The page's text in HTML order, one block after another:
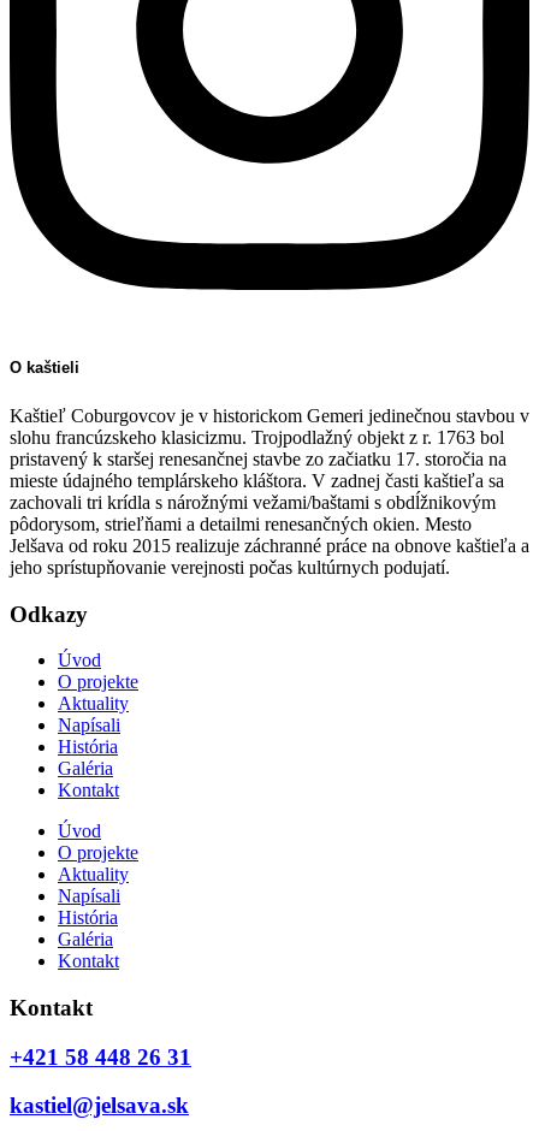
O kaštieli
Kaštieľ Coburgovcov je v historickom Gemeri jedinečnou stavbou v
slohu francúzskeho klasicizmu. Trojpodlažný objekt z r. 1763 bol
pristavený k staršej renesančnej stavbe zo začiatku 17. storočia na
mieste údajného templárskeho kláštora. V zadnej časti kaštieľa sa
zachovali tri krídla s nárožnými vežami/baštami s obdĺžnikovým
pôdorysom, strieľňami a detailmi renesančných okien. Mesto
Jelšava od roku 2015 realizuje záchranné práce na obnove kaštieľa a
jeho sprístupňovanie verejnosti počas kultúrnych podujatí.
Odkazy
Úvod
O projekte
Aktuality
Napísali
História
Galéria
Kontakt
Úvod
O projekte
Aktuality
Napísali
História
Galéria
Kontakt
Kontakt
+421 58 448 26 31
kastiel@jelsava.sk